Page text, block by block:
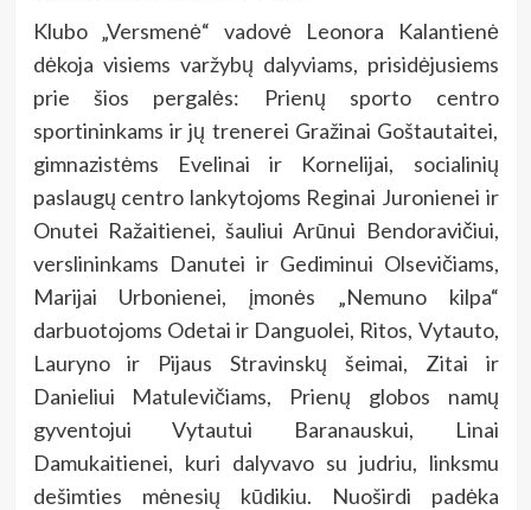
Klubo „Versmenė“ vadovė Leonora Kalantienė
dėkoja visiems varžybų dalyviams, prisidėjusiems
prie šios pergalės: Prienų sporto centro
sportininkams ir jų trenerei Gražinai Goštautaitei,
gimnazistėms Evelinai ir Kornelijai, socialinių
paslaugų centro lankytojoms Reginai Juronienei ir
Onutei Ražaitienei, šauliui Arūnui Bendoravičiui,
verslininkams Danutei ir Gediminui Olsevičiams,
Marijai Urbonienei, įmonės „Nemuno kilpa“
darbuotojoms Odetai ir Danguolei, Ritos, Vytauto,
Lauryno ir Pijaus Stravinskų šeimai, Zitai ir
Danieliui Matulevičiams, Prienų globos namų
gyventojui Vytautui Baranauskui, Linai
Damukaitienei, kuri dalyvavo su judriu, linksmu
dešimties mėnesių kūdikiu. Nuoširdi padėka